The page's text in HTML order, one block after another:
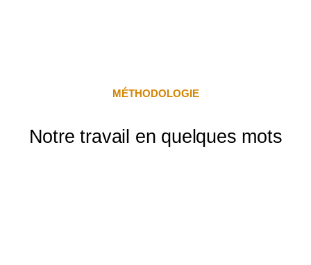
MÉTHODOLOGIE
Notre travail en quelques mots